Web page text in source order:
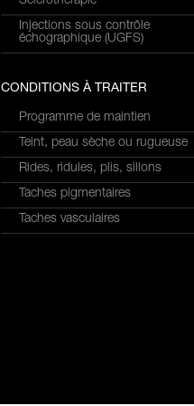
Injections sous contrôle
échographique (UGFS)
CONDITIONS À TRAITER
Programme de maintien
Teint, peau sèche ou rugueuse
Rides, ridules, plis, sillons
Taches pigmentaires
Taches vasculaires